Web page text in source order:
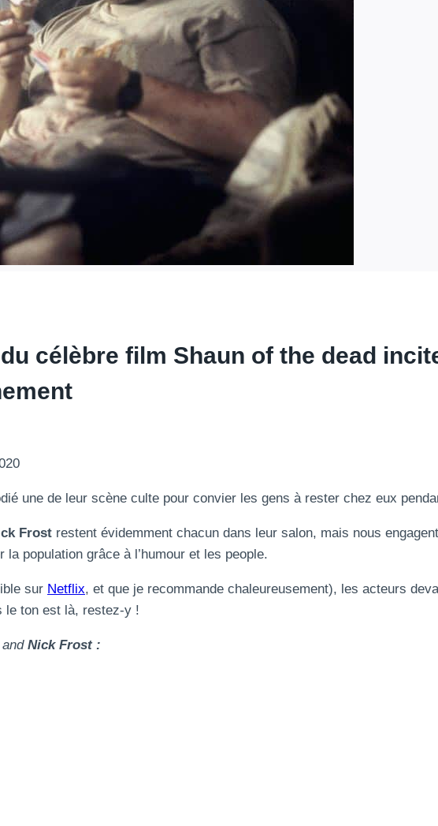
célèbre film Shaun of the dead
une de leur scène culte pour convier les gens à rester chez eux
Frost restent évidemment chacun dans leur salon, mais nous
population grâce à l’humour et les people.
sur Netflix, et que je recommande chaleureusement), les acteurs
le ton est là, restez-y !
Nick Frost :